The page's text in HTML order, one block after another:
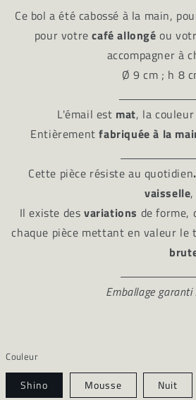
Ce bol a été cabossé à la main,
pour votrecafé allongé ou
accompagner à
Ø 9 cm ; h 8
L'émail est mat, la
Entièrement fabriquée à la
Cette pièce résiste au quotidien
vaisselle
Il existe des variations de forme,
chaque pièce mettant en valeur le
Emballage
Couleur
Shino Mousse Nuit